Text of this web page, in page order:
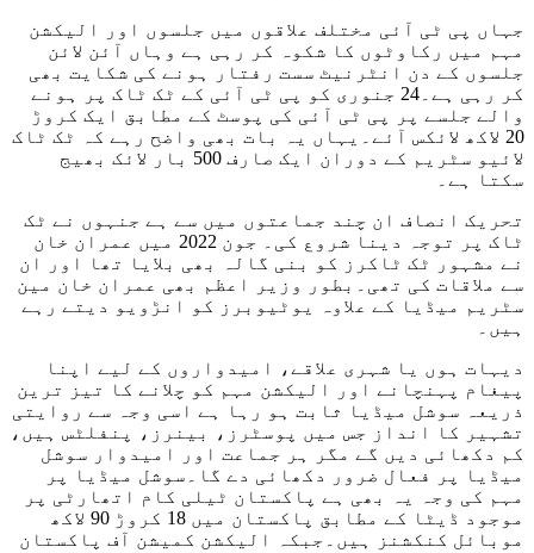
جہاں پی ٹی آئی مختلف علاقوں میں جلسوں اور الیکشن
مہم میں رکاوٹوں کا شکوہ کر رہی ہے وہاں آئن لائن
جلسوں کے دن انٹرنیٹ سست رفتار ہونے کی شکایت بھی
کر رہی ہے۔24 جنوری کو پی ٹی آئی کے ٹک ٹاک پر ہونے
والے جلسے پر پی ٹی آئی کی پوسٹ کے مطابق ایک کروڑ
20 لاکھ لائکس آئے۔یہاں یہ بات بھی واضح رہے کہ ٹک ٹاک
لائیو سٹریم کے دوران ایک صارف 500 بار لائک بھیج
سکتا ہے۔
تحریک انصاف ان چند جماعتوں میں سے ہے جنہوں نے ٹک
ٹاک پر توجہ دینا شروع کی۔ جون 2022 میں عمران خان
نے مشہور ٹک ٹاکرز کو بنی گالہ بھی بلایا تھا اور ان
سے ملاقات کی تھی۔بطور وزیر اعظم بھی عمران خان مین
سٹریم میڈیا کے علاوہ یوٹیوبرز کو انڑویو دیتے رہے
ہیں۔
دیہات ہوں یا شہری علاقے، امیدواروں کے لیے اپنا
پیغام پہنچانے اور الیکشن مہم کو چلانے کا تیز ترین
ذریعہ سوشل میڈیا ثابت ہو رہا ہے اسی وجہ سے روایتی
تشہیر کا انداز جس میں پوسٹرز، بینرز، پنفلٹس ہیں،
کم دکھائی دیں گے مگر ہر جماعت اور امیدوار سوشل
میڈیا پر فعال ضرور دکھائی دے گا۔سوشل میڈیا پر
مہم کی وجہ یہ بھی ہے پاکستان ٹیلی کام اتھارٹی پر
موجود ڈیٹا کے مطابق پاکستان میں 18 کروڑ 90 لاکھ
موبائل کنکشنز ہیں۔جبکہ الیکشن کمیشن آف پاکستان